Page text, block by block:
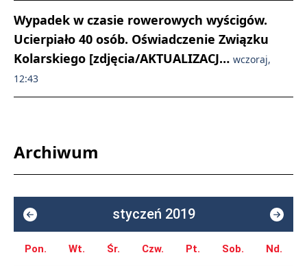
Wypadek w czasie rowerowych wyścigów.
Ucierpiało 40 osób. Oświadczenie Związku
Kolarskiego [zdjęcia/AKTUALIZACJ… wczoraj,
12:43
Archiwum
styczeń 2019
Pon. Wt. Śr. Czw. Pt. Sob. Nd.